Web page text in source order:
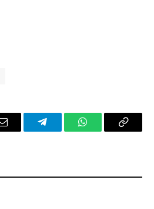
Email TelegramWhatsAppCopy